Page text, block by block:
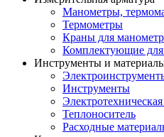
Манометры,
Термометры
Краны для
Комплектующие для
Инструменты и
Инструменты
Теплоноситель
Расходные